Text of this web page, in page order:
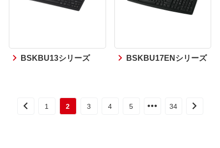
BSKBU13シリーズ BSKBU17ENシリーズ
1 2 3 4 5 34